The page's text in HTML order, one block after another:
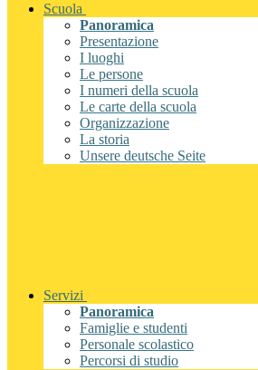
Scuola
Panoramica
Presentazione
I luoghi
Le persone
I numeri della scuola
Le carte della scuola
Organizzazione
La storia
Unsere deutsche Seite
Servizi
Panoramica
Famiglie e studenti
Personale scolastico
Percorsi di studio